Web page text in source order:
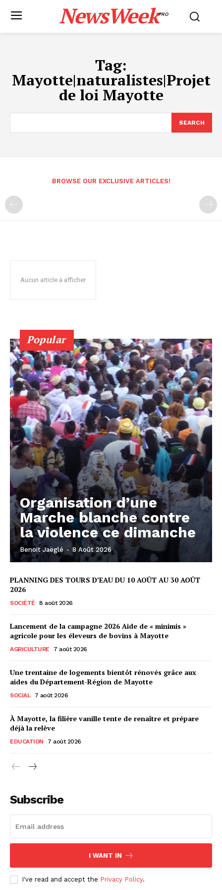
NewsWeekPRO
Tag:
Mayotte|naturalistes|Projet
de loi Mayotte
SEARCH
BROWSE OUR EXCLUSIVE ARTICLES!
Aucun article à afficher
Popular
Organisation d’une
Marche blanche contre
la violence ce dimanche
Benoit Jaëglé - 8 Août 2026
PLANNING DES TOURS D’EAU DU 10 AOÛT AU 30 AOÛT
2026
SOCIÉTÉ 8 août 2026
Lancement de la campagne 2026 Aide de « minimis »
agricole pour les éleveurs de bovins à Mayotte
AGRICULTURE 7 août 2026
Une trentaine de logements bientôt rénovés grâce aux
aides du Département-Région de Mayotte
SOCIAL 7 août 2026
À Mayotte, la filière vanille tente de renaître et prépare
déjà la relève
EDUCATION 7 août 2026
Subscribe
I WANT IN
I've read and accept the Privacy Policy.